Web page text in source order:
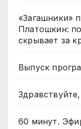
«Загашники»
Платошкин:
скрывает за
Выпуск
60 минут.